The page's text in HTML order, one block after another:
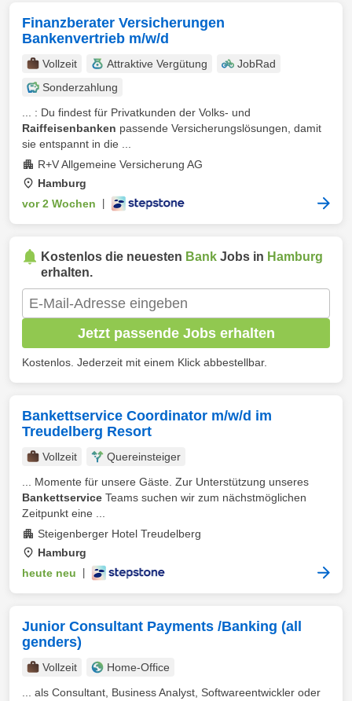
Finanzberater Versicherungen
Bankenvertrieb m/w/d
Vollzeit Attraktive Vergütung
JobRad
Sonderzahlung
... : Du findest für Privatkunden der Volks- und
Raiffeisenbanken passende Versicherungslösungen, damit
sie entspannt in die ...
R+V Allgemeine Versicherung AG
Hamburg
vor 2 Wochen
Kostenlos die neuesten Bank Jobs in Hamburg
erhalten.
Jetzt passende Jobs erhalten
Kostenlos. Jederzeit mit einem Klick abbestellbar.
Bankettservice Coordinator m/w/d im
Treudelberg Resort
Vollzeit
Quereinsteiger
... Momente für unsere Gäste. Zur Unterstützung unseres
Bankettservice Teams suchen wir zum nächstmöglichen
Zeitpunkt eine ...
Steigenberger Hotel Treudelberg
Hamburg
heute neu
Junior Consultant Payments /Banking (all
genders)
Vollzeit
Home-Office
... als Consultant, Business Analyst, Softwareentwickler oder